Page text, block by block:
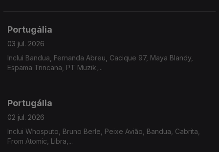
Portugália
03 jul. 2026
Inclui Bandua, Fernanda Abreu, Cacique 97, Maya Blandy,
Espama Trincana, PT Muzik,...
Portugália
02 jul. 2026
Inclui Whosputo, Bruno Berle, Peixe Avião, Bandua, Cabrita,
From Atomic, Libra,...